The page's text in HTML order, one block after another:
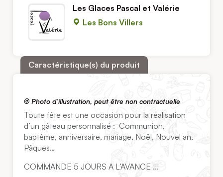
Les Glaces Pascal et Valérie
Les Bons Villers
Caractéristique(s) du produit
© Photo d’illustration, peut être non contractuelle
Toute fête est une occasion pour la réalisation
d’un gâteau personnalisé : Communion,
baptême, anniversaire, mariage, Noël, Nouvel an,
Pâques…
COMMANDE 5 JOURS A L’AVANCE !!!